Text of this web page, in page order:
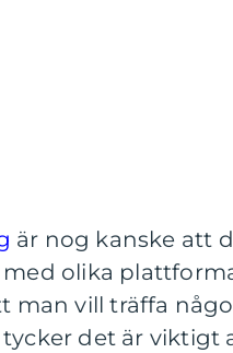
är nog kanske att
med olika
man vill träffa
det är viktigt